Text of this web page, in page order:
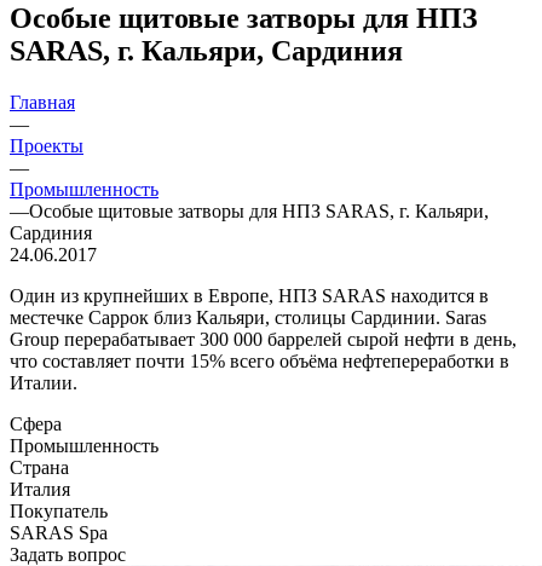
Особые щитовые затворы для НПЗ
SARAS, г. Кальяри, Сардиния
Главная
—
Проекты
—
Промышленность
—Особые щитовые затворы для НПЗ SARAS, г. Кальяри,
Сардиния
24.06.2017
Один из крупнейших в Европе, НПЗ SARAS находится в
местечке Саррок близ Кальяри, столицы Сардинии. Saras
Group перерабатывает 300 000 баррелей сырой нефти в день,
что составляет почти 15% всего объёма нефтепереработки в
Италии.
Сфера
Промышленность
Страна
Италия
Покупатель
SARAS Spa
Задать вопрос